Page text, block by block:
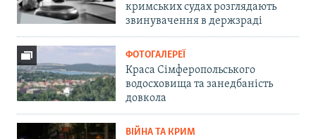
кримських судах розглядають
звинувачення в держзраді
ФОТОГАЛЕРЕЇ
Краса Сімферопольського
водосховища та занедбаність
довкола
ВІЙНА ТА КРИМ